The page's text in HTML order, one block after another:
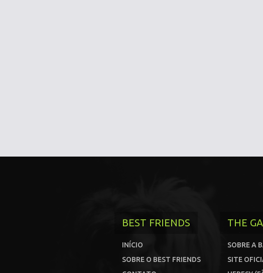
BEST FRIENDS
INÍCIO
SOBRE O BEST FRIENDS
THE
SOBRE A
SITE